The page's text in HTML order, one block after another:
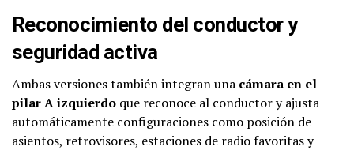
Reconocimiento del conductor y
seguridad activa
Ambas versiones también integran una cámara en el
pilar A izquierdo que reconoce al conductor y ajusta
automáticamente configuraciones como posición de
asientos, retrovisores, estaciones de radio favoritas y